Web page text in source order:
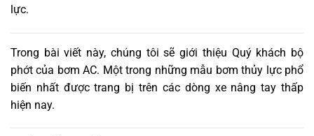
lực.
Trong bài viết này, chúng tôi sẽ giới thiệu Quý khách bộ
phớt của bơm AC. Một trong những mẫu bơm thủy lực phổ
biến nhất được trang bị trên các dòng xe nâng tay thấp
hiện nay.